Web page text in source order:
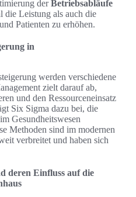
derBetriebsabläufe
die Leistung als auch die
Patienten zu erhöhen.
in
werden verschiedene
zielt darauf ab,
und den Ressourceneinsatz
Six Sigma dazu bei, die
Gesundheitswesen
Methoden sind im modernen
verbreitet und haben sich
deren Einfluss auf die